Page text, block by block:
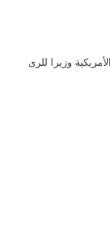
وزيرا للرى